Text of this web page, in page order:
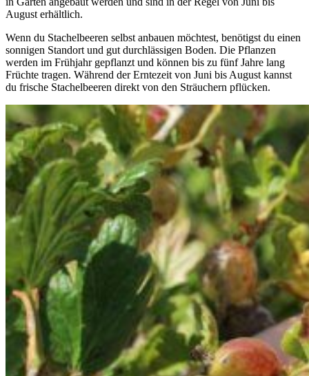
August erhältlich.
Wenn du Stachelbeeren selbst anbauen möchtest, benötigst du einen
sonnigen Standort und gut durchlässigen Boden. Die Pflanzen
werden im Frühjahr gepflanzt und können bis zu fünf Jahre lang
Früchte tragen. Während der Erntezeit von Juni bis August kannst
du frische Stachelbeeren direkt von den Sträuchern pflücken.